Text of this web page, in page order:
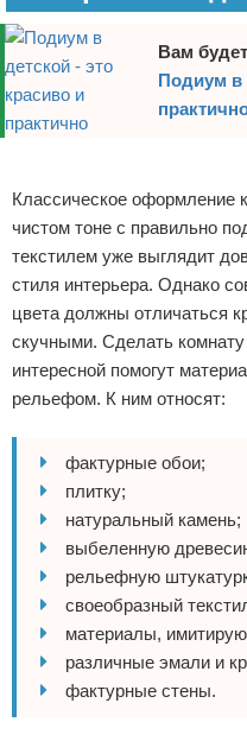
Вам
Подиум в
Классическое оформление
чистом тоне с правильно
текстилем уже выглядит
стиля интерьера. Однако
цвета должны отличаться
скучными. Сделать
интересной помогут
рельефом. К ним относят:
фактурные обои;
плитку;
натуральный камень;
выбеленную
рельефную
своеобразный
материалы,
различные эмали и
фактурные стены.